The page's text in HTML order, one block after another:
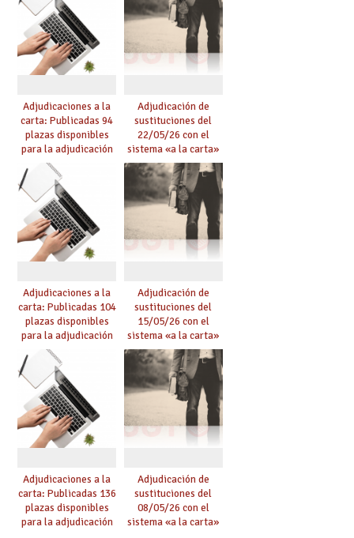
Adjudicaciones a la
carta: Publicadas 94
plazas disponibles
para la adjudicación
de mañana y abierto
plazo de solicitudes
Adjudicación de
sustituciones del
22/05/26 con el
sistema «a la carta»
conseguido con el
Acuerdo de Mejoras
Adjudicaciones a la
carta: Publicadas 104
plazas disponibles
para la adjudicación
de mañana y abierto
plazo de solicitudes
Adjudicación de
sustituciones del
15/05/26 con el
sistema «a la carta»
conseguido con el
Acuerdo de Mejoras
Adjudicaciones a la
carta: Publicadas 136
plazas disponibles
para la adjudicación
Adjudicación de
sustituciones del
08/05/26 con el
sistema «a la carta»